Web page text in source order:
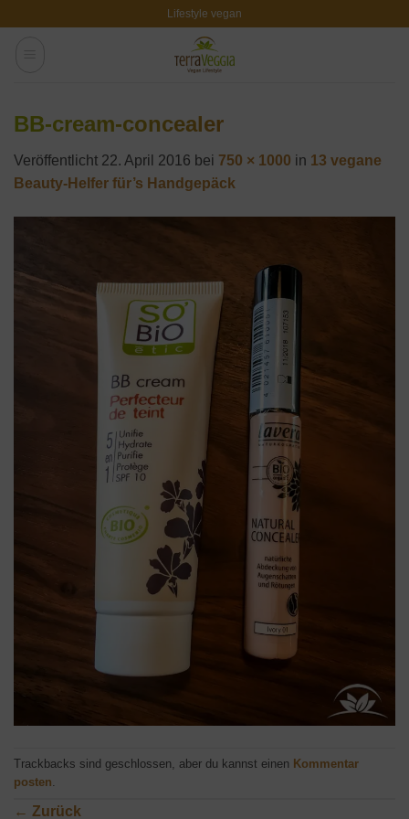
Lifestyle vegan
BB-cream-concealer
Veröffentlicht 22. April 2016 bei 750 × 1000 in 13 vegane
Beauty-Helfer für’s Handgepäck
Trackbacks sind geschlossen, aber du kannst einen Kommentar
posten
← Zurück